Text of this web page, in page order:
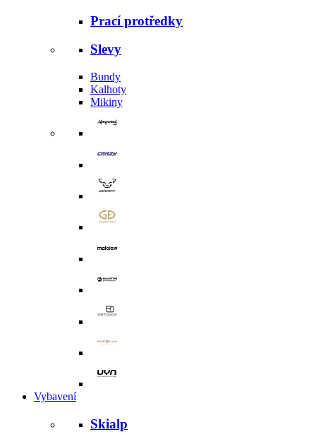
Prací protředky
Slevy
Bundy
Kalhoty
Mikiny
Vybavení
Skialp